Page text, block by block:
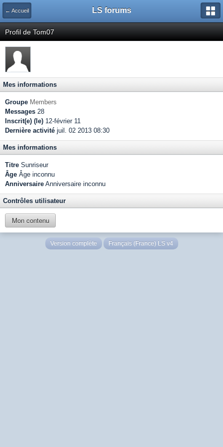
← Accueil LS forums
Profil de Tom07
Mes informations
Groupe Members
Messages 28
Inscrit(e) (le) 12-février 11
Dernière activité juil. 02 2013 08:30
Mes informations
Titre Sunriseur
Âge Âge inconnu
Anniversaire Anniversaire inconnu
Contrôles utilisateur
Mon contenu
Version complète Français (France) LS v4